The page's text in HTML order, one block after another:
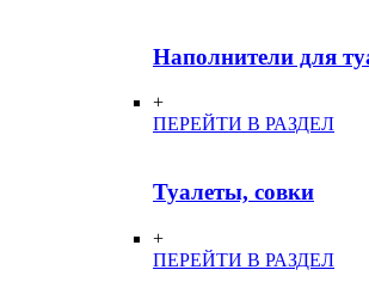
Наполнители для
+
ПЕРЕЙТИ В РАЗДЕЛ
Туалеты, совки
+
ПЕРЕЙТИ В РАЗДЕЛ